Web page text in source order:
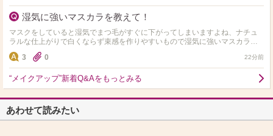
湿気に強いマスカラを教えて！
マスクをしていると湿気でまつ毛がすぐに下がってしまいますよね、ナチュ
ラルな仕上がりで白くならず束感を作りやすいもので湿気に強いマスカラを
教えてください♪
3 0 22分前
“メイクアップ”新着Q&Aをもっとみる
あわせて読みたい